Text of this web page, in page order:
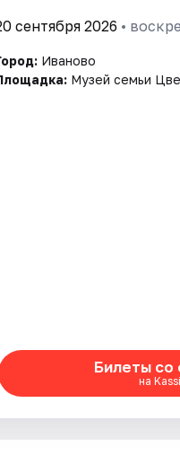
сентября 2026 •
Иваново
Музей семьи
Билеты со
на